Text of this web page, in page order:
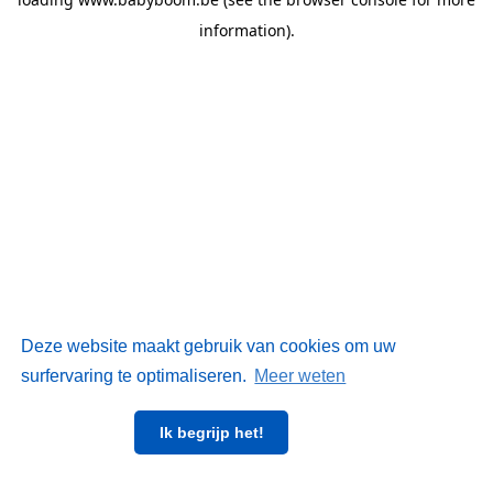
Deze website maakt gebruik van cookies om uw
surfervaring te optimaliseren. Meer weten
Ik begrijp het!
information).